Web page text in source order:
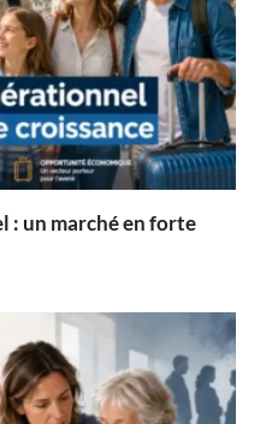
: un marché en forte